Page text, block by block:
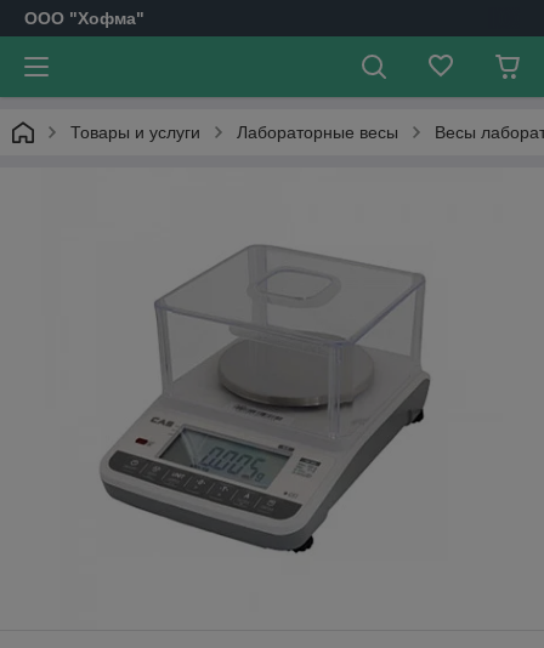
OOO "Хофма"
Товары и услуги Лабораторные весы Весы